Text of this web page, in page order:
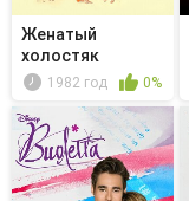
Женатый
холостяк
1982 год 0%